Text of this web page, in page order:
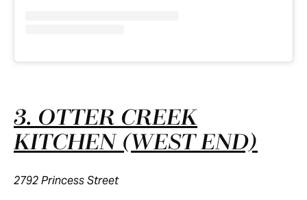
3. OTTER CREEK
KITCHEN (WEST END)
2792 Princess Street